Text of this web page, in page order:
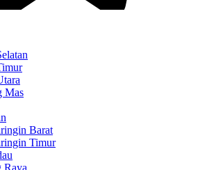
Mas
Barat
Timur
Raya